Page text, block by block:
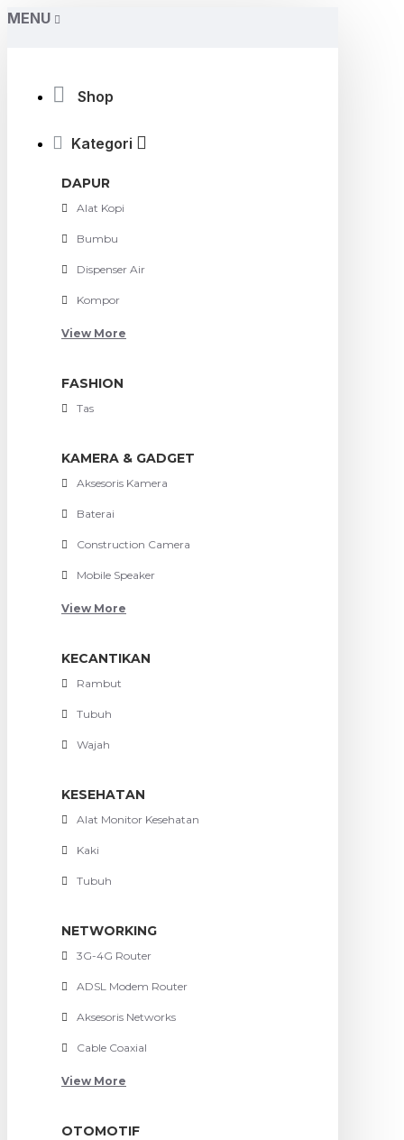
MENU
Shop
Kategori
DAPUR
Alat Kopi
Bumbu
Dispenser Air
Kompor
View More
FASHION
Tas
KAMERA & GADGET
Aksesoris Kamera
Baterai
Construction Camera
Mobile Speaker
View More
KECANTIKAN
Rambut
Tubuh
Wajah
KESEHATAN
Alat Monitor Kesehatan
Kaki
Tubuh
NETWORKING
3G-4G Router
ADSL Modem Router
Aksesoris Networks
Cable Coaxial
View More
OTOMOTIF